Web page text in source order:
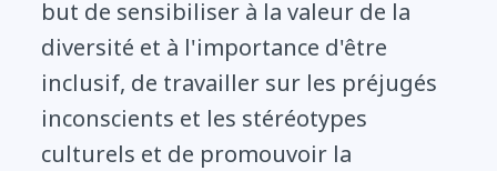
but de sensibiliser à la valeur de la
diversité et à l'importance d'être
inclusif, de travailler sur les préjugés
inconscients et les stéréotypes
culturels et de promouvoir la